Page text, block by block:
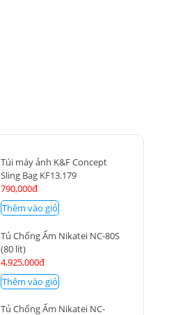
Túi máy ảnh K&F Concept
Sling Bag KF13.179
790,000đ
Thêm vào giỏ
Tủ Chống Ẩm Nikatei NC-80S
(80 lít)
4,925,000đ
Thêm vào giỏ
Tủ Chống Ẩm Nikatei NC-